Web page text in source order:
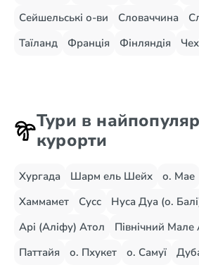
Сейшельські о-ви Словаччина
Таїланд
Франція Фінляндія
Тури в
курорти
Хургада Шарм ель Шейх о. Мае
Хаммамет
Сусс
Нуса Дуа (о.
Арі (Аліфу) Атол
Північний Мале
Паттайя
о. Пхукет о. Самуї